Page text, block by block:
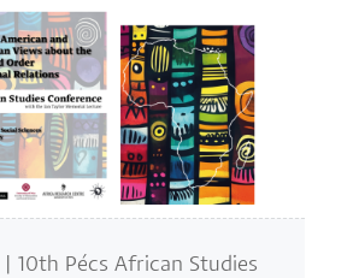
| 10th Pécs African Studies